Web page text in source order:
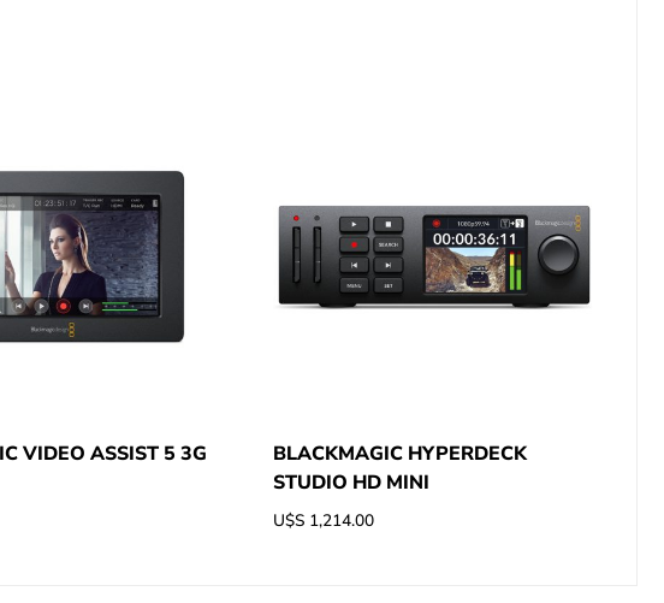
VIDEO ASSIST 5 3G
BLACKMAGIC HYPERDECK
STUDIO HD MINI
U$S 1,214.00